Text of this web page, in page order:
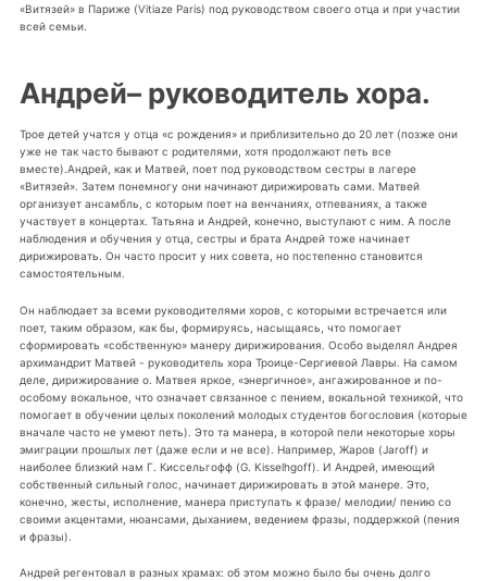
«Витязей» в Париже (Vitiaze Paris) под руководством своего отца и при участии
всей семьи.
Андрей– руководитель хора.
Трое детей учатся у отца «с рождения» и приблизительно до 20 лет (позже они
уже не так часто бывают с родителями, хотя продолжают петь все
вместе).Андрей, как и Матвей, поет под руководством сестры в лагере
«Витязей». Затем понемногу они начинают дирижировать сами. Матвей
организует ансамбль, с которым поет на венчаниях, отпеваниях, а также
участвует в концертах. Татьяна и Андрей, конечно, выступают с ним. А после
наблюдения и обучения у отца, сестры и брата Андрей тоже начинает
дирижировать. Он часто просит у них совета, но постепенно становится
самостоятельным.
Он наблюдает за всеми руководителями хоров, с которыми встречается или
поет, таким образом, как бы, формируясь, насыщаясь, что помогает
сформировать «собственную» манеру дирижирования. Особо выделял Андрея
архимандрит Матвей - руководитель хора Троице-Сергиевой Лавры. На самом
деле, дирижирование о. Матвея яркое, «энергичное», ангажированное и по-
особому вокальное, что означает связанное с пением, вокальной техникой, что
помогает в обучении целых поколений молодых студентов богословия (которые
вначале часто не умеют петь). Это та манера, в которой пели некоторые хоры
эмиграции прошлых лет (даже если и не все). Например, Жаров (Jaroff) и
наиболее близкий нам Г. Киссельгофф (G. Kisselhgoff). И Андрей, имеющий
собственный сильный голос, начинает дирижировать в этой манере. Это,
конечно, жесты, исполнение, манера приступать к фразе/ мелодии/ пению со
своими акцентами, нюансами, дыханием, ведением фразы, поддержкой (пения
и фразы).
Андрей регентовал в разных храмах: об этом можно было бы очень долго